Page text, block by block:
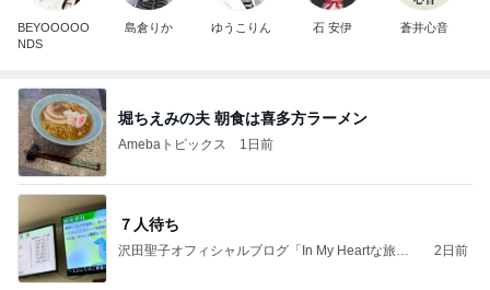
BEYOOOOO
NDS
島倉りか ゆうこりん 石 安伊 蒼井心音
堀ちえみの夫 朝食は喜多方ラーメン
Amebaトピックス 1日前
７人待ち
沢田聖子オフィシャルブログ「In My Heartな旅日
2日前